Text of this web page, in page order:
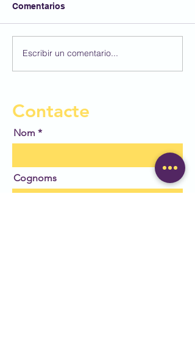
Bon estiu!
Comentarios
Escribir un comentario...
Contacte
Nom
Cognoms